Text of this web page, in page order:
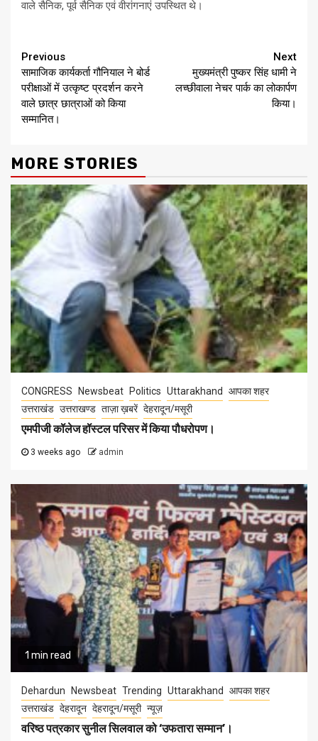
वाले सैनिक, पूर्व सैनिक एवं वीरांगनाएं उपस्थित थे।
Continue
Reading
Previous
सामाजिक कार्यकर्ता गौनियाल ने बोर्ड
परीक्षाओं में उत्कृष्ट प्रदर्शन करने
वाले छात्र छात्राओं को किया
सम्मानित।
Next
मुख्यमंत्री पुष्कर सिंह धामी ने
लच्छीवाला नेचर पार्क का लोकार्पण
किया।
MORE STORIES
CONGRESS Newsbeat Politics Uttarakhand
आपका शहर
उत्तराखंड उत्तराखण्ड ताज़ा ख़बरें देहरादून/मसूरी
एमपीजी कॉलेज हॉस्टल परिसर में किया पौधरोपण।
3 weeks ago admin
1 min read
Dehardun Newsbeat Trending Uttarakhand
आपका शहर
उत्तराखंड देहरादून देहरादून/मसूरी न्यूज़
वरिष्ठ पत्रकार सुनील सिलवाल को ‘उफतारा सम्मान’।